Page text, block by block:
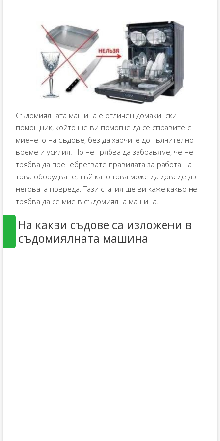
Съдомиялната машина е отличен домакински
помощник, който ще ви помогне да се справите с
миенето на съдове, без да харчите допълнително
време и усилия. Но не трябва да забравяме, че не
трябва да пренебрегвате правилата за работа на
това оборудване, тъй като това може да доведе до
неговата повреда. Тази статия ще ви каже какво не
трябва да се мие в съдомиялна машина.
На какви съдове са изложени в
съдомиялната машина